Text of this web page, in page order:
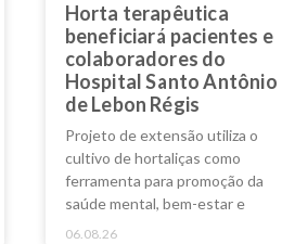
Horta terapêutica
beneficiará pacientes e
colaboradores do
Hospital Santo Antônio
de Lebon Régis
Projeto de extensão utiliza o
cultivo de hortaliças como
ferramenta para promoção da
saúde mental, bem-estar e
06.08.26